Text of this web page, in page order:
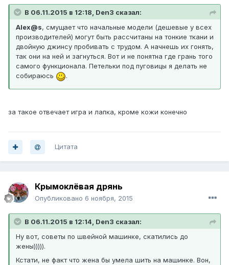
В 06.11.2015 в 12:18, Den3 сказал:
Alex@s, смущает что начальные модели (дешевые у всех
производителей) могут быть рассчитаны на тонкие ткани и
двойную джинсу пробивать с трудом. А начнешь их гонять,
так они на ней и загнуться. Вот и не понятна где грань того
самого функционала. Петельки под пуговицы я делать не
собираюсь
.
за такое отвечает игра и лапка, кроме кожи конечно
Цитата
Крымоклёвая дрянь
Опубликовано 6 ноября, 2015
В 06.11.2015 в 12:14, Den3 сказал:
Ну вот, советы по швейной машинке, скатились до
жены))))).
Кстати, не факт что жена бы умела шить на машинке. Вон,